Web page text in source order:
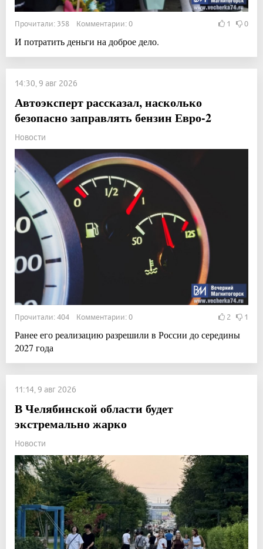
Прочитали: 358 Комментарии: 0 1 0
И потратить деньги на доброе дело.
14:30, 9 авг 2026
Автоэксперт рассказал, насколько
безопасно заправлять бензин Евро-2
Новости
Прочитали: 404 Комментарии: 0 2 1
Ранее его реализацию разрешили в России до середины
2027 года
11:14, 9 авг 2026
В Челябинской области будет
экстремально жарко
Новости